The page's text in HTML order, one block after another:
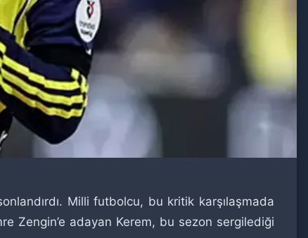
Milli futbolcu, bu kritik karşılaşmada
Zengin’e adayan Kerem, bu sezon sergilediği